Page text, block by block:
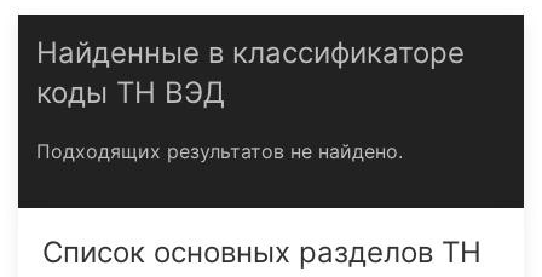
Найденные в классификаторе
коды ТН ВЭД
Подходящих результатов не найдено.
Список основных разделов ТН